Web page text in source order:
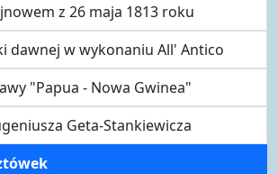
z 26 maja 1813 roku
dawnej w wykonaniu All' Antico
"Papua - Nowa Gwinea"
Geta-Stankiewicza